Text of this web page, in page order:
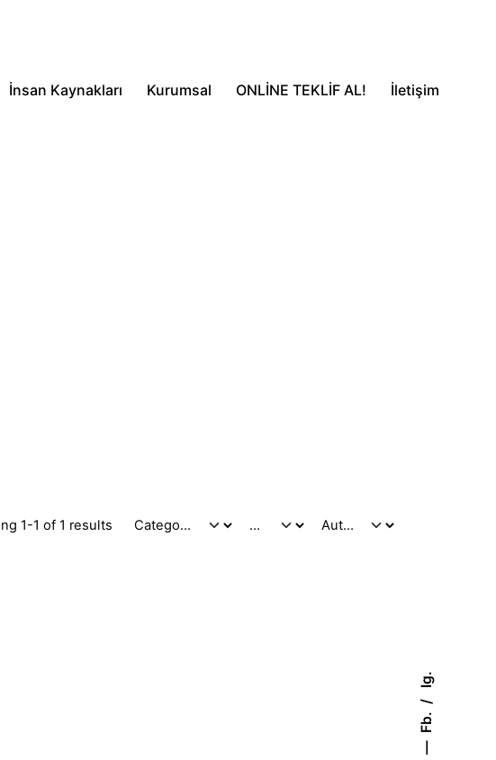
Fb.
Ig.
İnsan Kaynakları Kurumsal ONLİNE TEKLİF AL! İletişim
1-1 of 1 results